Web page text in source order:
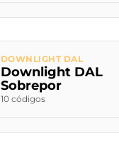
DOWNLIGHT DAL
Downlight DAL
Sobrepor
10 códigos